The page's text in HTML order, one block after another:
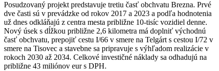
Posudzovaný projekt predstavuje tretiu časť obchvatu Brezna. Prvé
dve časti sú v prevádzke od rokov 2017 a 2023 a podľa hodnotenia
už dnes odkláňajú z centra mesta približne 10-tisíc vozidiel denne.
Nový úsek s dĺžkou približne 2,6 kilometra má doplniť východnú
časť obchvatu, prepojiť cestu I/66 v smere na Telgárt s cestou I/72 v
smere na Tisovec a stavebne sa pripravuje s výhľadom realizácie v
rokoch 2030 až 2034. Celkové investičné náklady sa odhadujú na
približne 43 miliónov eur s DPH.